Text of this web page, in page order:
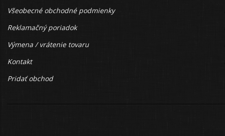
Všeobecné obchodné podmienky
Reklamačný poriadok
Výmena / vrátenie tovaru
Kontakt
Pridať obchod